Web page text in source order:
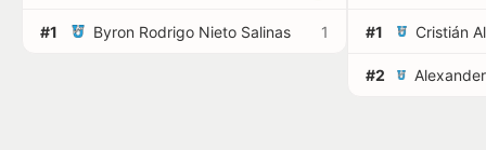
#1 Byron Rodrigo Nieto Salinas 1 #1
#2